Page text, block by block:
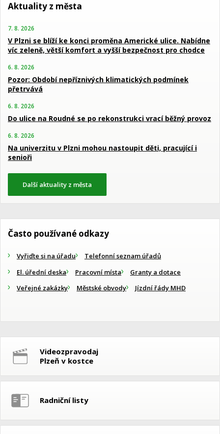
Aktuality z města
7. 8. 2026
V Plzni se blíží ke konci proměna Americké ulice. Nabídne
víc zeleně, větší komfort a vyšší bezpečnost pro chodce
6. 8. 2026
Pozor: Období nepříznivých klimatických podmínek
přetrvává
6. 8. 2026
Do ulice na Roudné se po rekonstrukci vrací běžný provoz
6. 8. 2026
Na univerzitu v Plzni mohou nastoupit děti, pracující i
senioři
Další aktuality z města
Často používané odkazy
Vyřiďte si na úřadu
Telefonní seznam úřadů
El. úřední deska
Pracovní místa
Granty a dotace
Veřejné zakázky
Městské obvody Jízdní řády MHD
Videozpravodaj
Plzeň v kostce
Radniční listy